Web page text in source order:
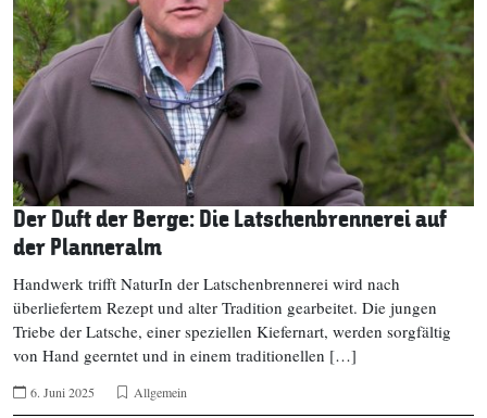
Der Duft der Berge: Die Latschenbrennerei auf
der Planneralm
Handwerk trifft NaturIn der Latschenbrennerei wird nach
überliefertem Rezept und alter Tradition gearbeitet. Die jungen
Triebe der Latsche, einer speziellen Kiefernart, werden sorgfältig
von Hand geerntet und in einem traditionellen […]
6. Juni 2025 Allgemein